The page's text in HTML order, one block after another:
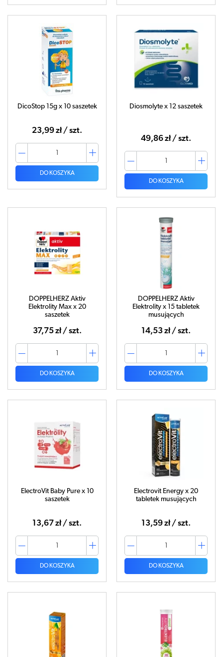
DicoStop 15g x 10 saszetek
23,99 zł / szt.
DO KOSZYKA
Diosmolyte x 12 saszetek
49,86 zł / szt.
DO KOSZYKA
DOPPELHERZ Aktiv
Elektrolity Max x 20
saszetek
37,75 zł / szt.
DO KOSZYKA
DOPPELHERZ Aktiv
Elektrolity x 15 tabletek
musujących
14,53 zł / szt.
DO KOSZYKA
ElectroVit Baby Pure x 10
saszetek
13,67 zł / szt.
DO KOSZYKA
Electrovit Energy x 20
tabletek musujących
13,59 zł / szt.
DO KOSZYKA